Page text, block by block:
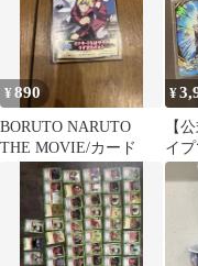
¥890
BORUTO NARUTO
THE MOVIE/カード
¥
【
イ
期